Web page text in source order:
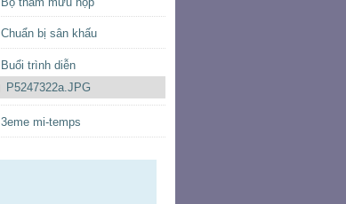
Chuẩn bị sân khấu
Buổi trình diễn
P5247322a.JPG
3eme mi-temps